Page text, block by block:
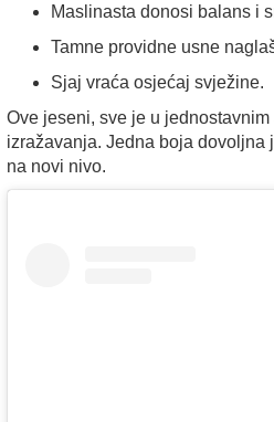
Maslinasta donosi balans i
Tamne providne usne
Sjaj vraća osjećaj svježine.
Ove jeseni, sve je u
izražavanja. Jedna boja
na novi nivo.